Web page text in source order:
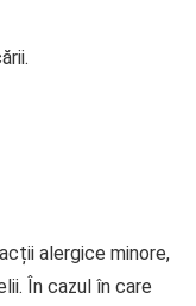
alergice minore,
În cazul în care